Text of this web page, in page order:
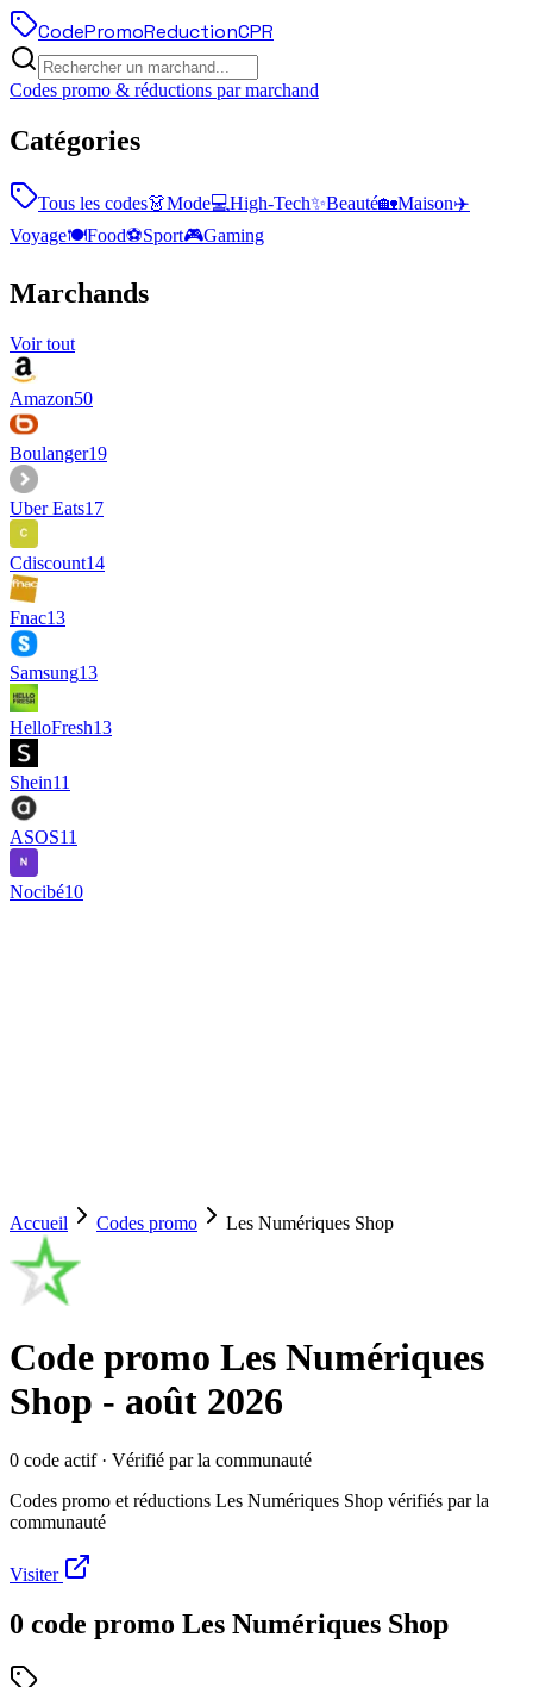
CodePromoReductionCPR
Codes promo & réductions par marchand
Catégories
Tous les codes👗Mode💻High-Tech✨Beauté🏡Maison✈️
Voyage🍽️Food⚽Sport🎮Gaming
Marchands
Voir tout
Amazon50
Boulanger19
Uber Eats17
Cdiscount14
Fnac13
Samsung13
HelloFresh13
Shein11
ASOS11
Nocibé10
Accueil Codes promo Les Numériques Shop
Code promo Les Numériques
Shop - août 2026
0 code actif· Vérifié par la communauté
Codes promo et réductions Les Numériques Shop vérifiés par la
communauté
Visiter
0 code promo Les Numériques Shop